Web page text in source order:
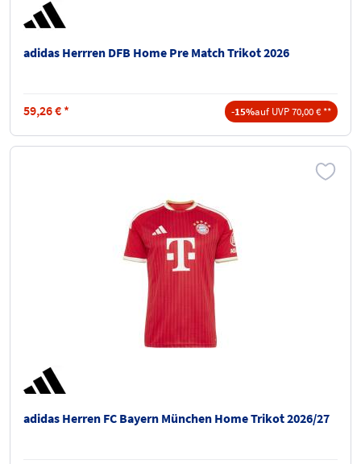
adidas Herrren DFB Home Pre Match Trikot 2026
59,26€ * -15%auf UVP 70,00 € **
adidas Herren FC Bayern München Home Trikot 2026/27